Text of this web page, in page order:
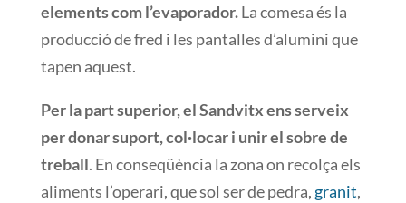
elementscoml’evaporador.La comesaés la
produccióde fred i les pantallesd’alumini que
tapen aquest.
Per la partsuperior, elSandvitxens serveix
per donar suport,col·locar i unirel sobrede
treball. Enconseqüència la zona on recolça els
aliments l’operari, que sol serde pedra, granit,